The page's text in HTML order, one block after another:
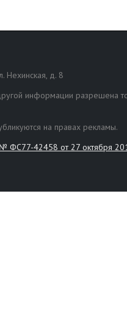
Нехинская, д. 8
информации разрешена
на правах рекламы.
ФС77-42458 от 27 октября